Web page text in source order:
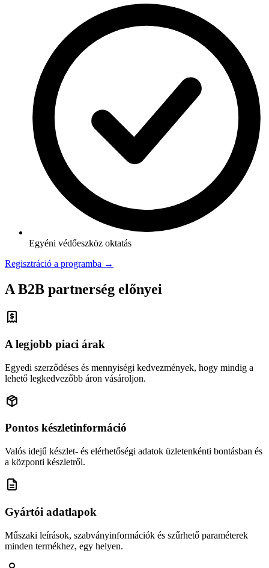
Egyéni védőeszköz oktatás
Regisztráció a programba →
A B2B partnerség előnyei
A legjobb piaci árak
Egyedi szerződéses és mennyiségi kedvezmények, hogy mindig a
lehető legkedvezőbb áron vásároljon.
Pontos készletinformáció
Valós idejű készlet- és elérhetőségi adatok üzletenkénti bontásban és
a központi készletről.
Gyártói adatlapok
Műszaki leírások, szabványinformációk és szűrhető paraméterek
minden termékhez, egy helyen.